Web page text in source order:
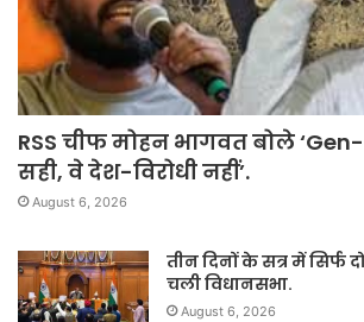
RSS चीफ मोहन भागवत बोले
सही, वे देश-विरोधी नहीं’.
August 6, 2026
तीन दिनों के सत्र में सिर्फ
चली विधानसभा.
August 6, 2026